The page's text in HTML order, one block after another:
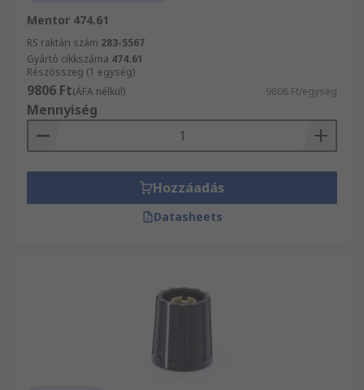
Mentor 474.61
RS raktári szám 283-5567
Gyártó cikkszáma 474.61
Részösszeg (1 egység)
9806 Ft(ÁFA nélkül) 9806 Ft/egység
Mennyiség
Hozzáadás
Datasheets